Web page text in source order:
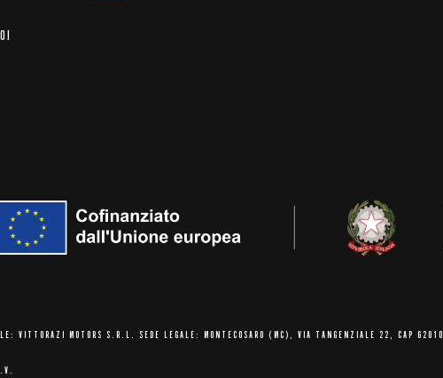
VITTORAZI MOTORS S.R.L. SEDE LEGALE: MONTECOSARO (MC), VIA TANGENZIALE 22, CAP 62010